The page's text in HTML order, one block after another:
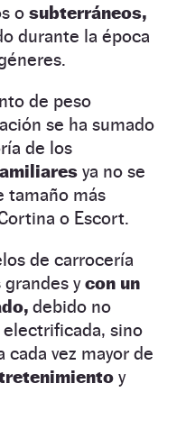
o subterráneos,
durante la época
de peso
se ha sumado
de los
ya no se
tamaño más
o Escort.
de carrocería
grandes ycon un
debido no
electrificada, sino
vez mayor de
y